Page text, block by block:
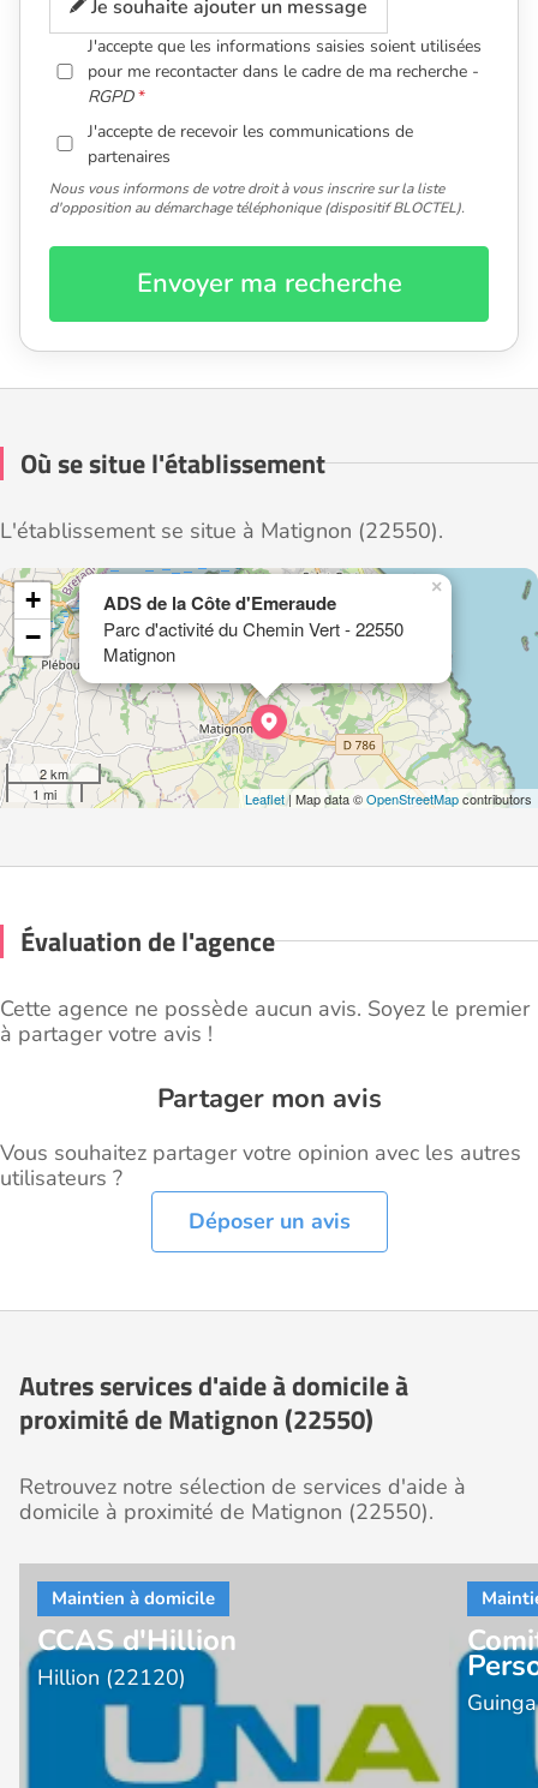
Je souhaite ajouter un message
J'accepte que les informations saisies soient utilisées
pour me recontacter dans le cadre de ma recherche -
RGPD
J'accepte de recevoir les communications de
partenaires
Nous vous informons de votre droit à vous inscrire sur la liste
d'opposition au démarchage téléphonique (dispositif BLOCTEL).
Envoyer ma recherche
Où se situe l'établissement
L'établissement se situe à Matignon (22550).
ADS de la Côte d'Emeraude
Parc d'activité du Chemin Vert - 22550
Matignon
×
+
−
2 km
1 mi
Leaflet| Map data ©OpenStreetMapcontributors
Évaluation de l'agence
Cette agence ne possède aucun avis. Soyez le premier
à partager votre avis !
Partager mon avis
Vous souhaitez partager votre opinion avec les autres
utilisateurs ?
Déposer un avis
Autres services d'aide à domicile à
proximité de Matignon (22550)
Retrouvez notre sélection de services d'aide à
domicile à proximité de Matignon (22550).
CCAS d'Hillion
Hillion (22120)